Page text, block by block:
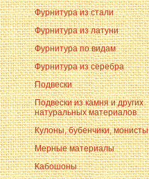
Фурнитура из стали
Фурнитура из латуни
Фурнитура по видам
Фурнитура из серебра
Подвески
Подвески из камня и других
натуральных материалов
Кулоны, бубенчики, монисты
Мерные материалы
Кабошоны